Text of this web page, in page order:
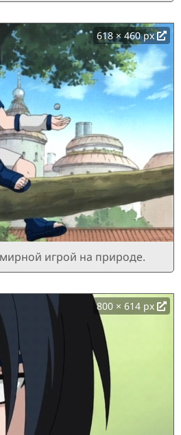
618 × 460 px
игрой на природе.
800 × 614 px